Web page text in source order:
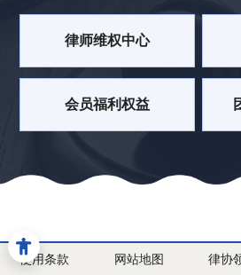
律师维权中心
会员福利权益
使用条款 网站地图 律协